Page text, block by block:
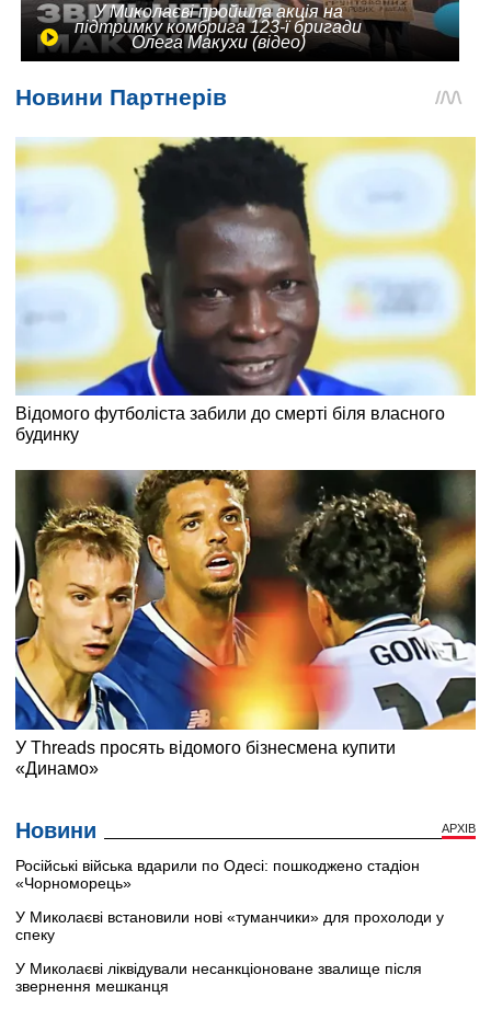
У Миколаєві пройшла акція на
підтримку комбрига 123-ї бригади
Олега Макухи (відео)
Новини АРХІВ
Російські війська вдарили по Одесі: пошкоджено стадіон
«Чорноморець»
У Миколаєві встановили нові «туманчики» для прохолоди у
спеку
У Миколаєві ліквідували несанкціоноване звалище після
звернення мешканця